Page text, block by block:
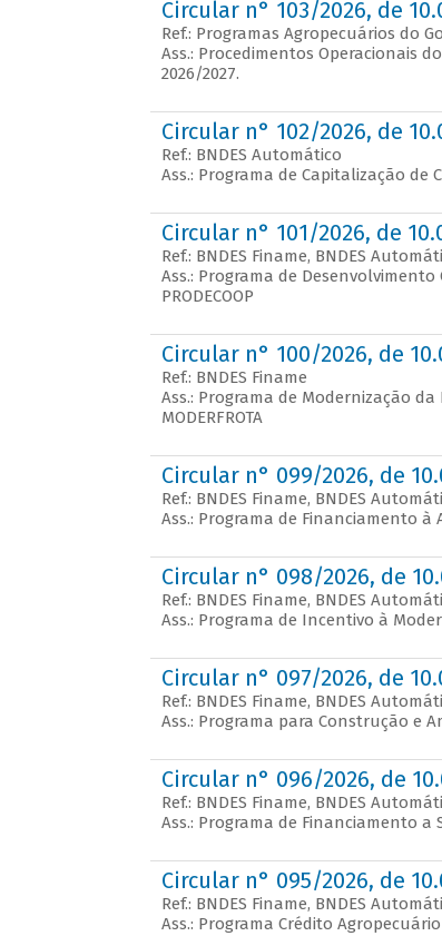
Circular n° 103/2026, de
Ref.: Programas Agropecuários do
Ass.: Procedimentos Operacionais
2026/2027.
Circular n° 102/2026, de
Ref.: BNDES Automático
Ass.: Programa de Capitalização de
Circular n° 101/2026, de
Ref.: BNDES Finame, BNDES
Ass.: Programa de
PRODECOOP
Circular n° 100/2026, de
Ref.: BNDES Finame
Ass.: Programa de Modernização
MODERFROTA
Circular n° 099/2026, de
Ref.: BNDES Finame, BNDES
Ass.: Programa de Financiamento à
Circular n° 098/2026, de
Ref.: BNDES Finame, BNDES
Ass.: Programa de Incentivo à
Circular n° 097/2026, de
Ref.: BNDES Finame, BNDES
Ass.: Programa para Construção e
Circular n° 096/2026, de
Ref.: BNDES Finame, BNDES
Ass.: Programa de Financiamento a
Circular n° 095/2026, de
Ref.: BNDES Finame, BNDES
Ass.: Programa Crédito